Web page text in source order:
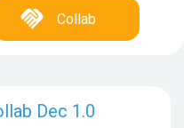
Collab
Dec 1.0